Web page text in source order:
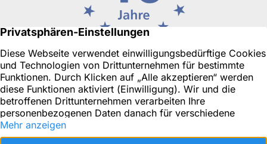
Ihr Immobilienmakler in Düsseldorf oder für Neuss, Ratingen
& Umgebung
Objekt-Tracking